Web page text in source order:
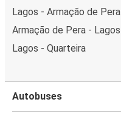
Lagos - Armação de Pera
Armação de Pera - Lagos
Lagos - Quarteira
Autobuses